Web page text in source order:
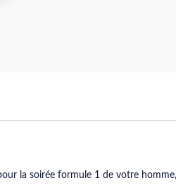
la soirée formule 1 de votre